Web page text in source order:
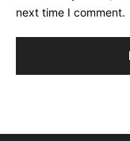
next time I comment.